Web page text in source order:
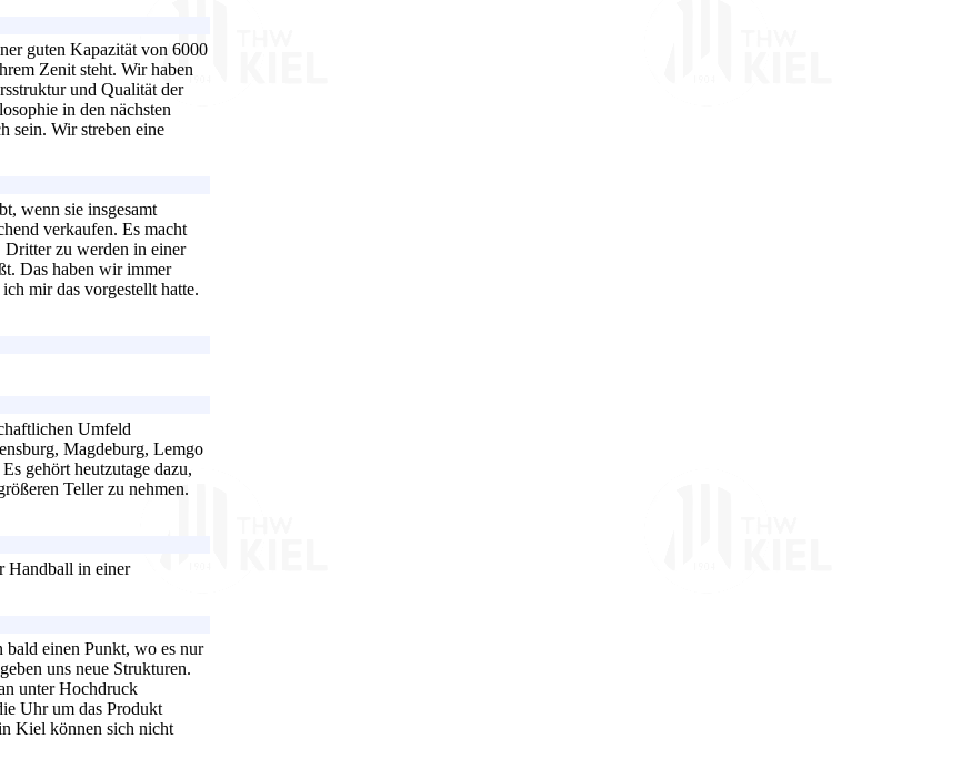
guten Kapazität von 6000
Zenit steht. Wir haben
und Qualität der
in den nächsten
sein. Wir streben eine
wenn sie insgesamt
verkaufen. Es macht
Dritter zu werden in einer
Das haben wir immer
mir das vorgestellt hatte.
Umfeld
Magdeburg, Lemgo
gehört heutzutage dazu,
Teller zu nehmen.
Handball in einer
bald einen Punkt, wo es nur
uns neue Strukturen.
unter Hochdruck
Uhr um das Produkt
Kiel können sich nicht